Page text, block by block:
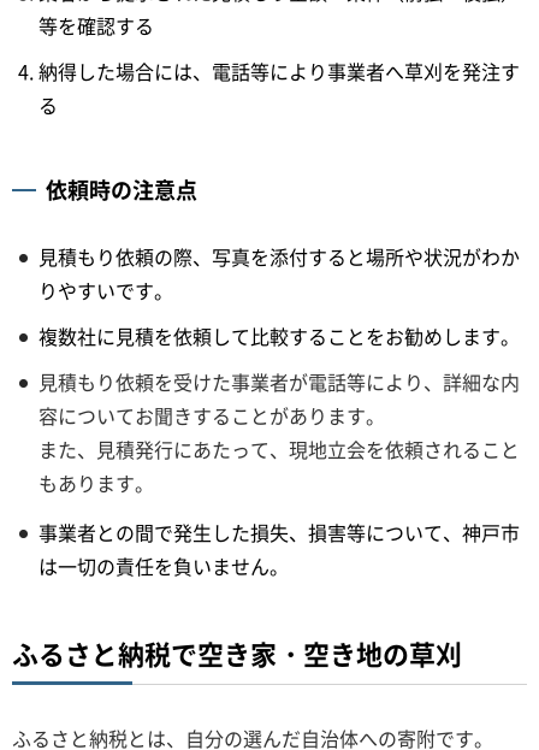
等を確認する
納得した場合には、電話等により事業者へ草刈を発注す
る
依頼時の注意点
見積もり依頼の際、写真を添付すると場所や状況がわか
りやすいです。
複数社に見積を依頼して比較することをお勧めします。
見積もり依頼を受けた事業者が電話等により、詳細な内
容についてお聞きすることがあります。
また、見積発行にあたって、現地立会を依頼されること
もあります。
事業者との間で発生した損失、損害等について、神戸市
は一切の責任を負いません。
ふるさと納税で空き家・空き地の草刈
ふるさと納税とは、自分の選んだ自治体への寄附です。